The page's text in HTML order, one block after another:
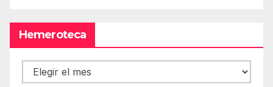
Hemeroteca
Hemeroteca